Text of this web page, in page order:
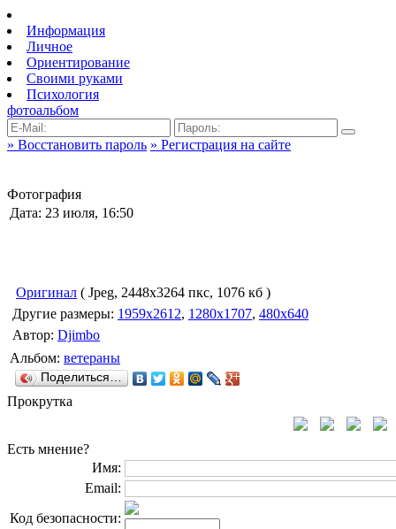
Информация
Личное
Ориентирование
Своими руками
Психология
фотоальбом
» Восстановить пароль » Регистрация на сайте
Фотография
Дата: 23 июля, 16:50
Оригинал ( Jpeg, 2448x3264 пкс, 1076 кб )
Другие размеры: 1959x2612, 1280x1707, 480x640
Автор: Djimbo
Альбом: ветераны
Поделиться…
Прокрутка
Есть мнение?
Имя:
Email:
Код безопасности: